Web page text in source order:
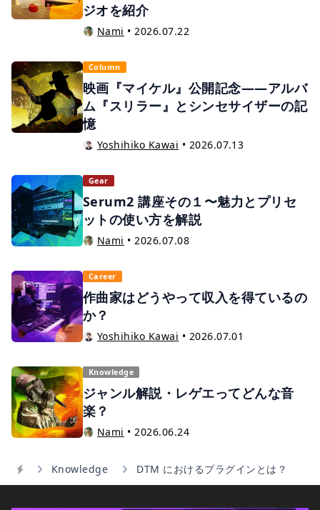
ジオを紹介
Nami •2026.07.22
Column
映画『マイケル』公開記念——アルバ
ム『スリラー』とシンセサイザーの記
憶
Yoshihiko Kawai • 2026.07.13
Gear
Serum2 講座その１〜魅力とプリセ
ットの使い方を解説
Nami •2026.07.08
Career
作曲家はどうやって収入を得ているの
か？
Yoshihiko Kawai • 2026.07.01
Knowledge
ジャンル解説・レゲエってどんな音
楽？
Nami •2026.06.24
Knowledge DTM におけるプラグインとは？